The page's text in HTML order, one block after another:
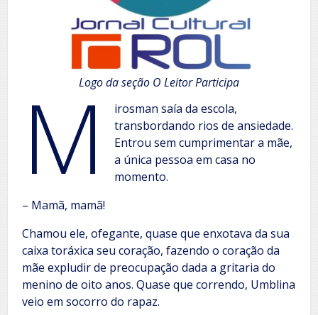
Logo da seção O Leitor Participa
M
irosman saía da escola,
transbordando rios de ansiedade.
Entrou sem cumprimentar a mãe,
a única pessoa em casa no
momento.
– Mamã, mamã!
Chamou ele, ofegante, quase que enxotava da sua
caixa toráxica seu coração, fazendo o coração da
mãe expludir de preocupação dada a gritaria do
menino de oito anos. Quase que correndo, Umblina
veio em socorro do rapaz.